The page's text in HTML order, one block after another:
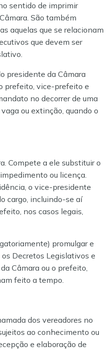
sentido de imprimir
São também
aquelas que se relacionam
que devem ser
presidente da Câmara
prefeito, vice-prefeito e
no decorrer de uma
ou extinção, quando o
Compete a ele substituir o
ou licença.
o vice-presidente
cargo, incluindo-se aí
nos casos legais,
promulgar e
Decretos Legislativos e
Câmara ou o prefeito,
feito a tempo.
dos vereadores no
ao conhecimento ou
e elaboração de